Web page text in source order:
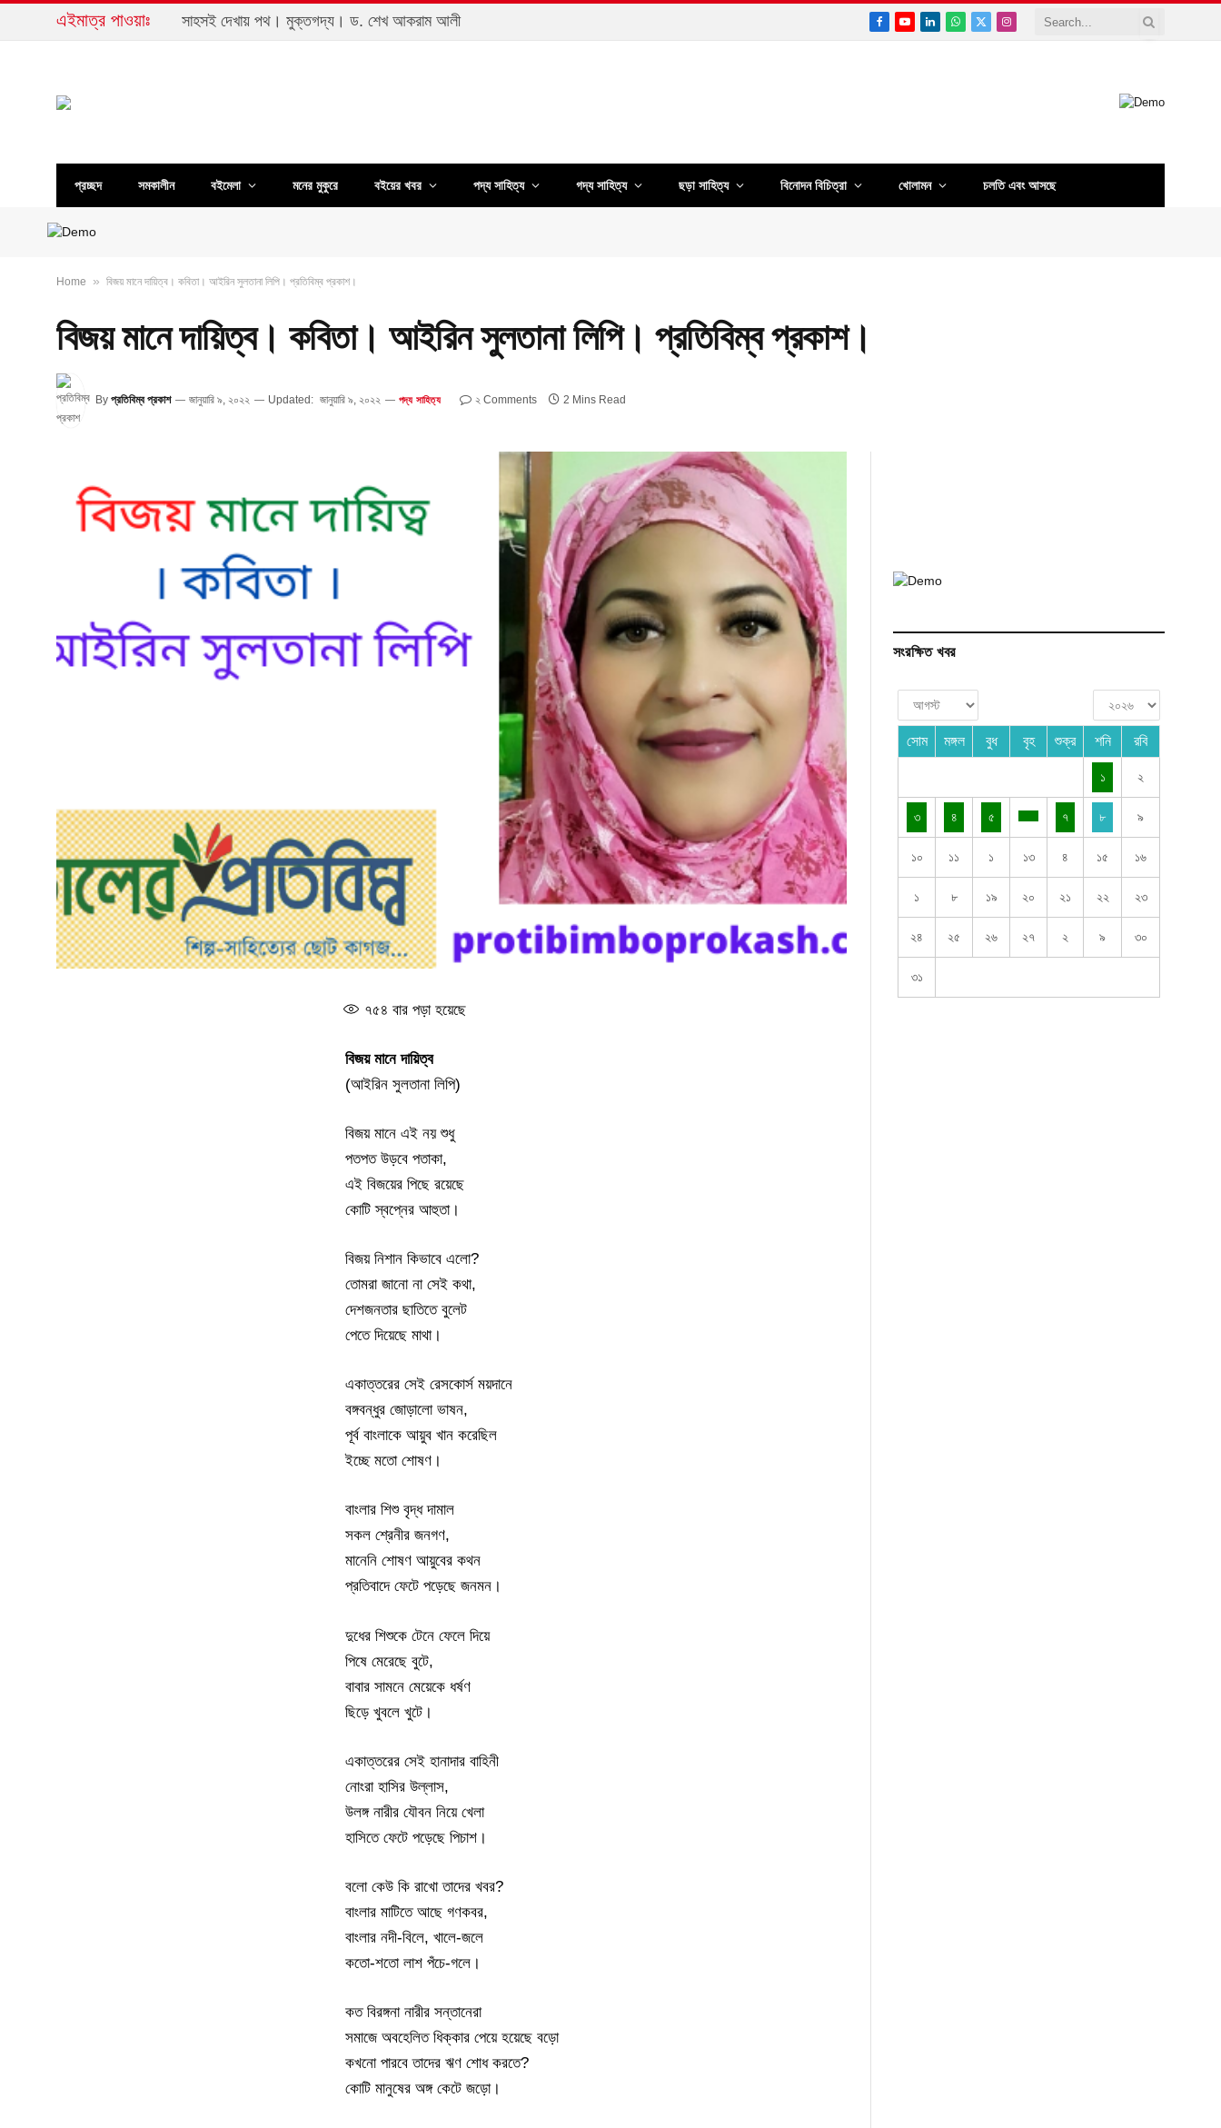
এইমাত্র পাওয়াঃ সাহসই দেখায় পথ। মুক্তগদ্য। ড. শেখ আকরাম আলী Facebook
YouTubeLinkedInWhatsApp
X
Instagram
প্রচ্ছদ সমকালীন বইমেলা মনের মুকুরে বইয়ের খবর পদ্য সাহিত্য গদ্য সাহিত্য ছড়া সাহিত্য বিনোদন বিচিত্রা খোলামন চলতি এবং আসছে
Home » বিজয় মানে দায়িত্ব। কবিতা। আইরিন সুলতানা লিপি। প্রতিবিম্ব প্রকাশ।
বিজয় মানে দায়িত্ব। কবিতা। আইরিন সুলতানা লিপি। প্রতিবিম্ব প্রকাশ।
By প্রতিবিম্ব প্রকাশ জানুয়ারি ৯, ২০২২ Updated: জানুয়ারি ৯, ২০২২ পদ্য সাহিত্য ২ Comments 2 Mins Read
৭৫৪ বার পড়া হয়েছে
বিজয় মানে দায়িত্ব
(আইরিন সুলতানা লিপি)
বিজয় মানে এই নয় শুধু
পতপত উড়বে পতাকা,
এই বিজয়ের পিছে রয়েছে
কোটি স্বপ্নের আহুতা।
বিজয় নিশান কিভাবে এলো?
তোমরা জানো না সেই কথা,
দেশজনতার ছাতিতে বুলেট
পেতে দিয়েছে মাথা।
একাত্তরের সেই রেসকোর্স ময়দানে
বঙ্গবন্ধুর জোড়ালো ভাষন,
পূর্ব বাংলাকে আয়ুব খান করেছিল
ইচ্ছে মতো শোষণ।
বাংলার শিশু বৃদ্ধ দামাল
সকল শ্রেনীর জনগণ,
মানেনি শোষণ আয়ুবের কথন
প্রতিবাদে ফেটে পড়েছে জনমন।
দুধের শিশুকে টেনে ফেলে দিয়ে
পিষে মেরেছে বুটে,
বাবার সামনে মেয়েকে ধর্ষণ
ছিড়ে খুবলে খুটে।
একাত্তরের সেই হানাদার বাহিনী
নোংরা হাসির উল্লাস,
উলঙ্গ নারীর যৌবন নিয়ে খেলা
হাসিতে ফেটে পড়েছে পিচাশ।
বলো কেউ কি রাখো তাদের খবর?
বাংলার মাটিতে আছে গণকবর,
বাংলার নদী-বিলে, খালে-জলে
কতো-শতো লাশ পঁচে-গলে।
কত বিরঙ্গনা নারীর সন্তানেরা
সমাজে অবহেলিত ধিক্কার পেয়ে হয়েছে বড়ো
কখনো পারবে তাদের ঋণ শোধ করতে?
কোটি মানুষের অঙ্গ কেটে জড়ো।
সংরক্ষিত খবর
সোম মঙ্গল বুধ বৃহ শুক্র শনি রবি
১ ২
৩ ৪ ৫ ৭ ৮ ৯
১০ ১১ ১ ১৩ ৪ ১৫ ১৬
১ ৮ ১৯ ২০ ২১ ২২ ২৩
২৪ ২৫ ২৬ ২৭ ২ ৯ ৩০
৩১